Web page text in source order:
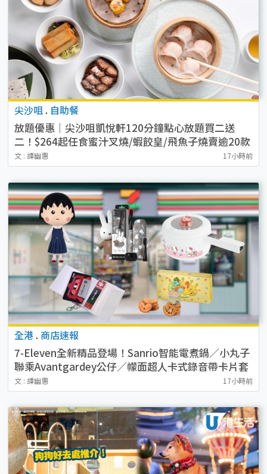
尖沙咀 . 自助餐
放題優惠｜尖沙咀凱悅軒120分鐘點心放題買二送
二！$264起任食蜜汁叉燒/蝦餃皇/飛魚子燒賣逾20款
點心
文 : 譚幽惠 17小時前
全港 . 商店速報
7-Eleven全新精品登場！Sanrio智能電煮鍋／小丸子
聯乘Avantgardey公仔／幪面超人卡式錄音帶卡片套
／貓山王榴槤冰皮 附開售詳情
文 : 譚幽惠 17小時前